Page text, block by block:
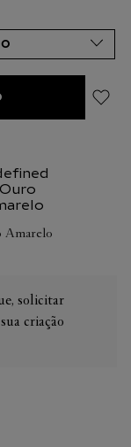
Amarelo
solicitar
criação